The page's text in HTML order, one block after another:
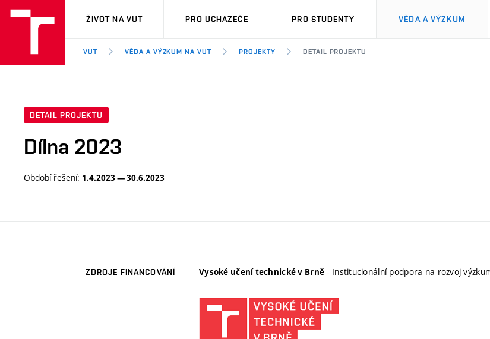
VUT
ŽIVOT NA VUT PRO UCHAZEČE PRO STUDENTY VĚDA A VÝZKUM
VUT VĚDA A VÝZKUM NA VUT PROJEKTY DETAIL PROJEKTU
DETAIL PROJEKTU
Dílna 2023
Období řešení: 1.4.2023 — 30.6.2023
ZDROJE FINANCOVÁNÍ Vysoké učení technické v Brně - Institucionální podpora na rozvoj